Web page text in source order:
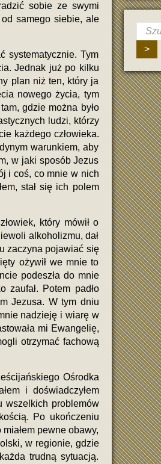
sobie ze swymi
samego siebie, ale
systematycznie. Tym
Jednak już po kilku
plan niż ten, który ja
nowego życia, tym
gdzie można było
ludzi, którzy
każdego człowieka.
warunkiem, aby
w jaki sposób Jezus
i coś, co mnie w nich
stał się ich polem
który mówił o
alkoholizmu, dał
zaczyna pojawiać się
ożywił we mnie to
podeszła do mnie
Potem padło
Jezusa. W tym dniu
nadzieję i wiarę w
mi Ewangelię,
otrzymać fachową
Ośrodka
i doświadczyłem
wszelkich problemów
Po ukończeniu
pewne obawy,
w regionie, gdzie
trudną sytuacją.
>